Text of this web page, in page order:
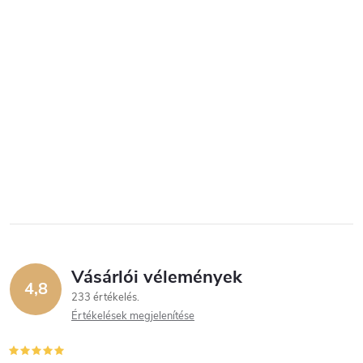
4,8 Vásárlói vélemények
233 értékelés
Értékelések megjelenítése